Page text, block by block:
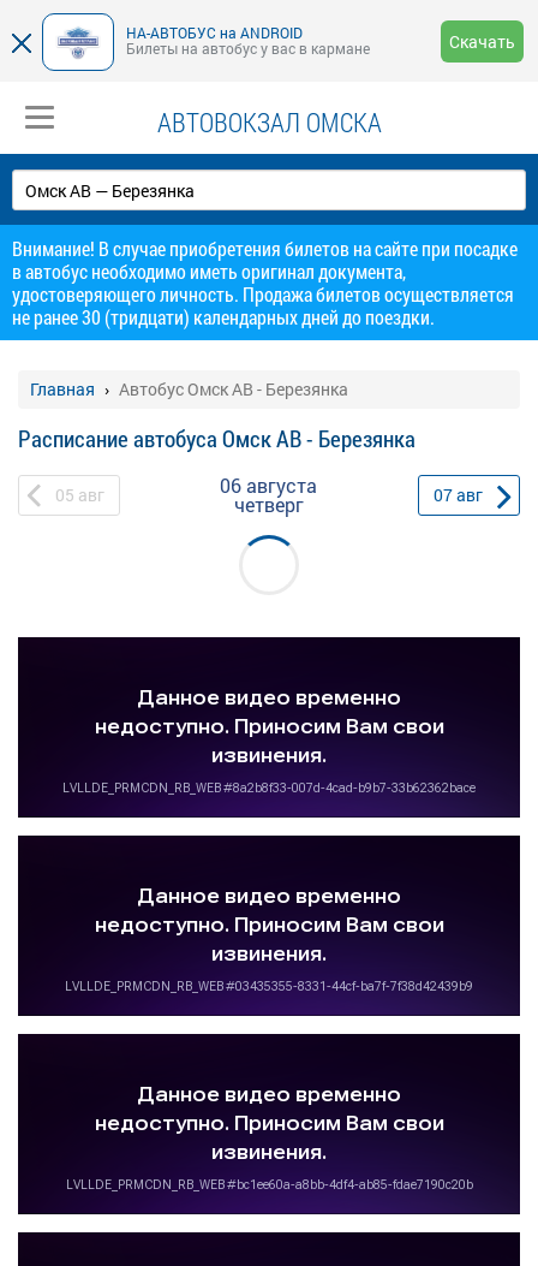
НА-АВТОБУС на ANDROID
Билеты на автобус у вас в кармане
Скачать
АВТОВОКЗАЛ ОМСКА
Внимание! В случае приобретения билетов на сайте при посадке
в автобус необходимо иметь оригинал документа,
удостоверяющего личность. Продажа билетов осуществляется
не ранее 30 (тридцати) календарных дней до поездки.
Главная Автобус Омск АВ - Березянка
Расписание автобуса Омск АВ - Березянка
05 авг 06 августа
четверг 07авг